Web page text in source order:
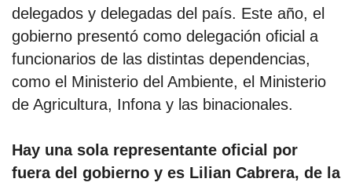
delegados y delegadas del país. Este año, el
gobierno presentó como delegación oficial a
funcionarios de las distintas dependencias,
como el Ministerio del Ambiente, el Ministerio
de Agricultura, Infona y las binacionales.
Hay una sola representante oficial por
fuera del gobierno y es Lilian Cabrera, de la